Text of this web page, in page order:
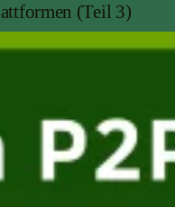
(Teil 3)